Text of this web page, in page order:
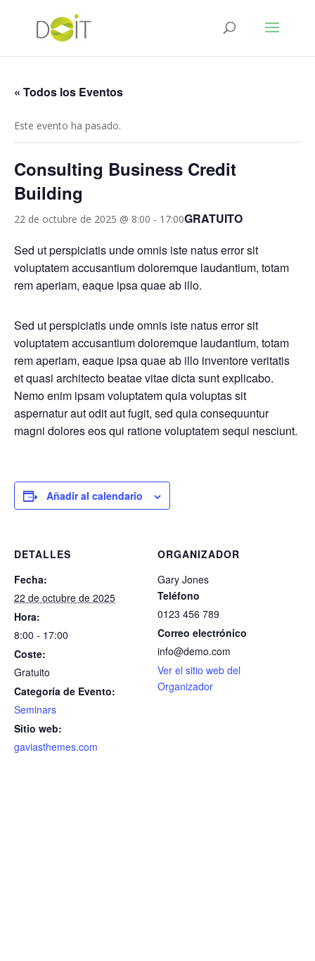
« Todos los Eventos
Este evento ha pasado.
Consulting Business Credit
Building
22 de octubre de 2025 @ 8:00 - 17:00GRATUITO
Sed ut perspiciatis unde omnis iste natus error sit
voluptatem accusantium doloremque laudantium, totam
rem aperiam, eaque ipsa quae ab illo.
Sed ut perspiciatis unde omnis iste natus error sit
voluptatem accusantium doloremque laudantium, totam
rem aperiam, eaque ipsa quae ab illo inventore veritatis
et quasi architecto beatae vitae dicta sunt explicabo.
Nemo enim ipsam voluptatem quia voluptas sit
aspernatur aut odit aut fugit, sed quia consequuntur
magni dolores eos qui ratione voluptatem sequi nesciunt.
Añadir al calendario
DETALLES
Fecha:
22 de octubre de 2025
Hora:
8:00 - 17:00
Coste:
Gratuito
Categoría de Evento:
Seminars
Sitio web:
gaviasthemes.com
ORGANIZADOR
Gary Jones
Teléfono
0123 456 789
Correo electrónico
info@demo.com
Ver el sitio web del
Organizador